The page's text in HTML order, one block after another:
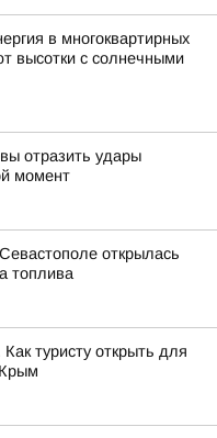
в многоквартирных
высотки с солнечными
отразить удары
момент
открылась
топлива
туристу открыть для